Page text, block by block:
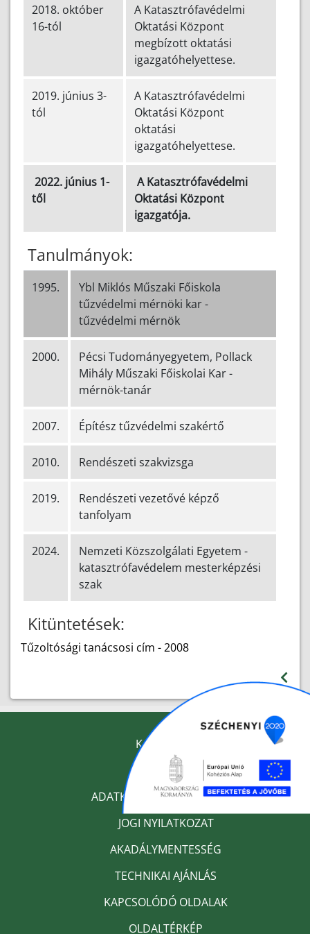
2018. október
16-tól
A Katasztrófavédelmi
Oktatási Központ
megbízott oktatási
igazgatóhelyettese.
2019. június 3-
tól
A Katasztrófavédelmi
Oktatási Központ
oktatási
igazgatóhelyettese.
2022. június 1-
től
A Katasztrófavédelmi
Oktatási Központ
igazgatója.
Tanulmányok:
1995.
Ybl Miklós Műszaki Főiskola
tűzvédelmi mérnöki kar -
tűzvédelmi mérnök
2000.
Pécsi Tudományegyetem, Pollack
Mihály Műszaki Főiskolai Kar -
mérnök-tanár
2007. Építész tűzvédelmi szakértő
2010. Rendészeti szakvizsga
2019.
Rendészeti vezetővé képző
tanfolyam
2024.
Nemzeti Közszolgálati Egyetem -
katasztrófavédelem mesterképzési
szak
Kitüntetések:
Tűzoltósági tanácsosi cím - 2008
KAPCSOLAT
IMPRESSZUM
ADATKEZELÉSI TÁJÉKOZTATÓ
JOGI NYILATKOZAT
AKADÁLYMENTESSÉG
TECHNIKAI AJÁNLÁS
KAPCSOLÓDÓ OLDALAK
OLDALTÉRKÉP